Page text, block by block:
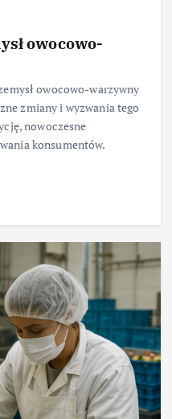
owocowo-
owocowo-warzywny
zmiany i wyzwania tego
nowoczesne
konsumentów.